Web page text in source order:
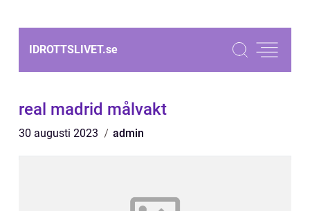
IDROTTSLIVET.se
real madrid målvakt
30 augusti 2023 admin